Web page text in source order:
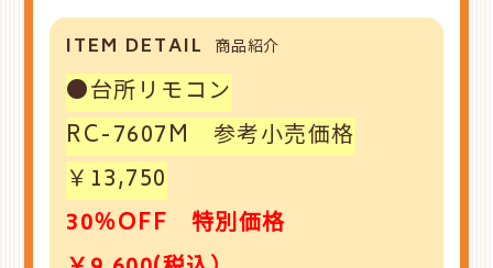
ITEM DETAIL 商品紹介
●台所リモコン
RC-7607M 参考小売価格
￥13,750
30％OFF 特別価格